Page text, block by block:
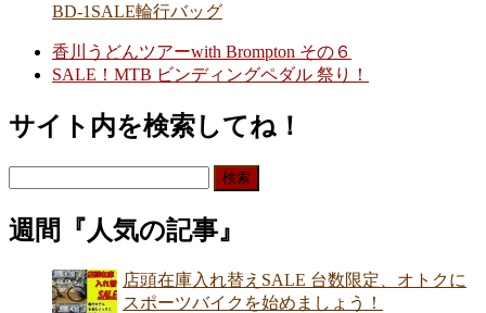
BD-1 SALE輪行バッグ
香川うどんツアーwith Brompton その６
SALE！MTB ビンディングペダル 祭り！
サイト内を検索してね！
週間『人気の記事』
店頭在庫入れ替えSALE 台数限定、オトクに
スポーツバイクを始めましょう！